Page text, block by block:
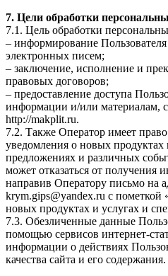
7. Цели обработки
7.1. Цель обработки
– информирование
электронных писем;
– заключение, исполнение и
правовых договоров;
– предоставление доступа
информации и/или материалам,
http://makplit.ru.
7.2. Также Оператор имеет
уведомления о новых продуктах
предложениях и различных
может отказаться от
направив Оператору письмо на
krym.gips@yandex.ru с пометкой
новых продуктах и услугах и
7.3. Обезличенные данные
помощью сервисов интернет-
информации о действиях
качества сайта и его содержания.